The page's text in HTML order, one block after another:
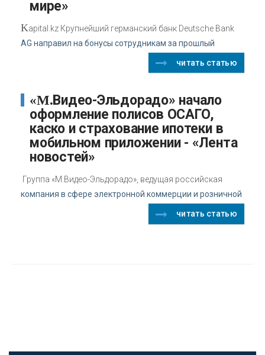
мире»
Kapital.kz Крупнейший германский банк Deutsche Bank
AG направил на бонусы сотрудникам за прошлый
читать статью
«М.Видео-Эльдорадо» начало
оформление полисов ОСАГО,
каско и страхование ипотеки в
мобильном приложении - «Лента
новостей»
Группа «М.Видео-Эльдорадо», ведущая российская
компания в сфере электронной коммерции и розничной
читать статью